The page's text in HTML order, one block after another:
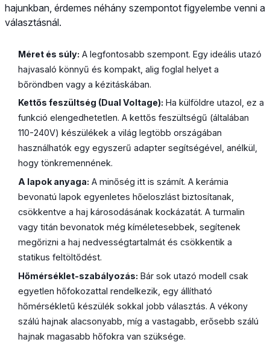
hajunkban, érdemes néhány szempontot figyelembe venni a
választásnál.
Méret és súly: A legfontosabb szempont. Egy ideális utazó
hajvasaló könnyű és kompakt, alig foglal helyet a
bőröndben vagy a kézitáskában.
Kettős feszültség (Dual Voltage): Ha külföldre utazol, ez a
funkció elengedhetetlen. A kettős feszültségű (általában
110-240V) készülékek a világ legtöbb országában
használhatók egy egyszerű adapter segítségével, anélkül,
hogy tönkremennének.
A lapok anyaga: A minőség itt is számít. A kerámia
bevonatú lapok egyenletes hőeloszlást biztosítanak,
csökkentve a haj károsodásának kockázatát. A turmalin
vagy titán bevonatok még kíméletesebbek, segítenek
megőrizni a haj nedvességtartalmát és csökkentik a
statikus feltöltődést.
Hőmérséklet-szabályozás: Bár sok utazó modell csak
egyetlen hőfokozattal rendelkezik, egy állítható
hőmérsékletű készülék sokkal jobb választás. A vékony
szálú hajnak alacsonyabb, míg a vastagabb, erősebb szálú
hajnak magasabb hőfokra van szüksége.